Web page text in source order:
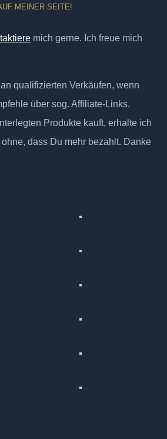
MEINER SEITE!
mich gerne. Ich freue mich
qualifizierten Verkäufen, wenn
über sog. Affiliate-Links.
Produkte kauft, erhalte ich
dass Du mehr bezahlt. Danke